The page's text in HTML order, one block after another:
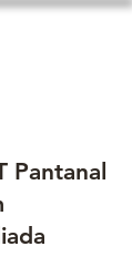
Pantanal